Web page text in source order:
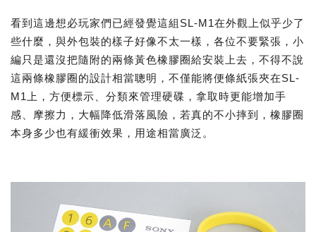
看到這邊想必玩家們已經發覺這組SL-M1在外觀上似乎少了
些什麼，與外包裝的樣子好像不太一樣，各位不要緊張，小
編只是還沒把隨附的兩條黃色橡膠圈給安裝上去，不得不說
這兩條橡膠圈的設計相當聰明，不僅能將便條紙張夾在SL-
M1上，方便標示、分類來管理硬碟，拿取時更能增加手
感、摩擦力，大幅降低滑落風險，若真的不小摔到，橡膠圈
本身多少也有緩衝效果，用途相當廣泛。